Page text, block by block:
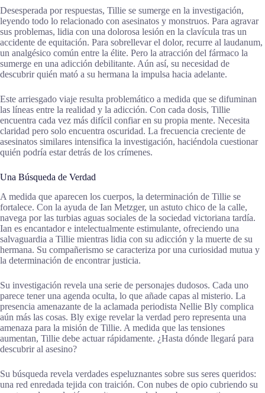
Desesperada por respuestas, Tillie se sumerge en la investigación,
leyendo todo lo relacionado con asesinatos y monstruos. Para agravar
sus problemas, lidia con una dolorosa lesión en la clavícula tras un
accidente de equitación. Para sobrellevar el dolor, recurre al laudanum,
un analgésico común entre la élite. Pero la atracción del fármaco la
sumerge en una adicción debilitante. Aún así, su necesidad de
descubrir quién mató a su hermana la impulsa hacia adelante.
Este arriesgado viaje resulta problemático a medida que se difuminan
las líneas entre la realidad y la adicción. Con cada dosis, Tillie
encuentra cada vez más difícil confiar en su propia mente. Necesita
claridad pero solo encuentra oscuridad. La frecuencia creciente de
asesinatos similares intensifica la investigación, haciéndola cuestionar
quién podría estar detrás de los crímenes.
Una Búsqueda de Verdad
A medida que aparecen los cuerpos, la determinación de Tillie se
fortalece. Con la ayuda de Ian Metzger, un astuto chico de la calle,
navega por las turbias aguas sociales de la sociedad victoriana tardía.
Ian es encantador e intelectualmente estimulante, ofreciendo una
salvaguardia a Tillie mientras lidia con su adicción y la muerte de su
hermana. Su compañerismo se caracteriza por una curiosidad mutua y
la determinación de encontrar justicia.
Su investigación revela una serie de personajes dudosos. Cada uno
parece tener una agenda oculta, lo que añade capas al misterio. La
presencia amenazante de la aclamada periodista Nellie Bly complica
aún más las cosas. Bly exige revelar la verdad pero representa una
amenaza para la misión de Tillie. A medida que las tensiones
aumentan, Tillie debe actuar rápidamente. ¿Hasta dónde llegará para
descubrir al asesino?
Su búsqueda revela verdades espeluznantes sobre sus seres queridos:
una red enredada tejida con traición. Con nubes de opio cubriendo su